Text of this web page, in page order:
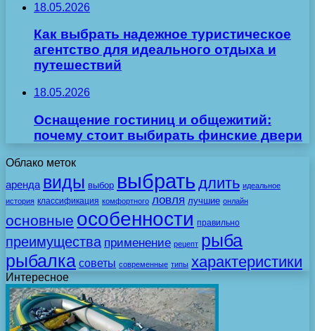
18.05.2026
Как выбрать надежное туристическое
агентство для идеального отдыха и
путешествий
18.05.2026
Оснащение гостиниц и общежитий:
почему стоит выбирать финские двери
Облако меток
аренда виды выбор выбрать длить идеальное
история классификация комфортного ловля лучшие онлайн
основные особенности правильно
преимущества применение рецепт рыба
рыбалка советы современные типы характеристики
Интересное